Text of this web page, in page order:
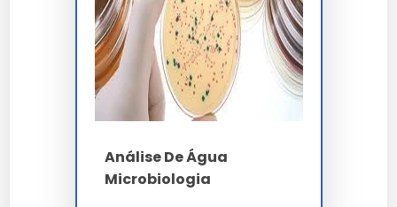
A análise de água para caldeira atende NR-13,
ABMA (American Boiler Manufacturers
Association) e NBR 12177 com controle de dureza
(inferior a 1 ppm CaCO3), sílica (inferior a 150
ppm na água de alimentação), condutividade
(inferior a 3.500 µS/cm) e oxigênio dissolvido
(inferior a 7 ppb) - parâmetros críticos para
evitar incrustação, corrosão por pite e elevação
do MTBF do tubulão acima de 25.000 horas.
Análise De Água
Microbiologia